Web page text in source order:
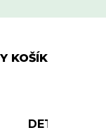
KOŠÍK
DETI